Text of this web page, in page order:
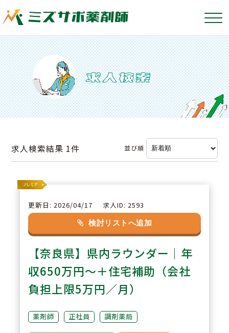
求人検索結果 1件 並び順
更新日: 2026/04/17 求人ID: 2593
検討リストへ追加
【奈良県】県内ラウンダー｜年
収650万円～＋住宅補助（会社
負担上限5万円／月）
薬剤師 正社員 調剤薬局